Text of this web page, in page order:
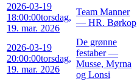
2026-03-19
18:00:00torsdag,
19. mar. 2026
Team Manner
— HR. Børkop
2026-03-19
20:00:00torsdag,
19. mar. 2026
De grønne
festaber —
Musse, Myrna
og Lonsi